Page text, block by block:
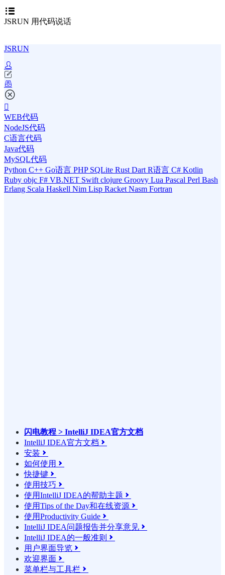
JSRUN 用代码说话
JSRUN
WEB代码
NodeJS代码
C语言代码
Java代码
MySQL代码
Python C++ Go语言 PHP SQLite Rust Dart R语言 C# Kotlin
Ruby objc F# VB.NET Swift clojure Groovy Lua Pascal Perl Bash
Erlang Scala Haskell Nim Lisp Racket Nasm Fortran
闪电教程 > IntelliJ IDEA官方文档
IntelliJ IDEA官方文档 
安装 
如何使用 
快捷键 
使用技巧 
使用IntelliJ IDEA的帮助主题 
使用Tips of the Day和在线资源 
使用Productivity Guide 
IntelliJ IDEA问题报告并分享意见 
IntelliJ IDEA的一般准则 
用户界面导览 
欢迎界面 
菜单栏与工具栏 